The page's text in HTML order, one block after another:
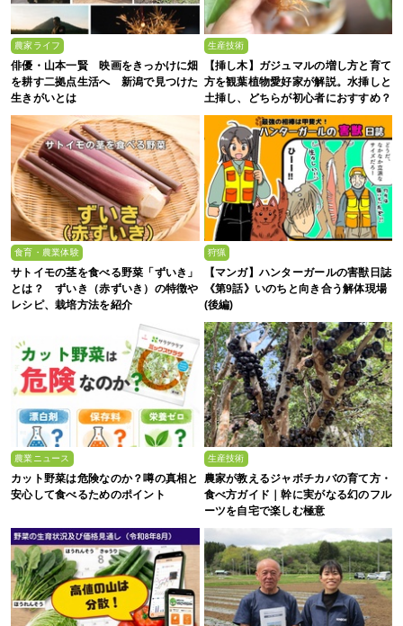
農家ライフ
俳優・山本一賢 映画をきっかけに畑
を耕す二拠点生活へ 新潟で見つけた
生きがいとは
生産技術
【挿し木】ガジュマルの増し方と育て
方を観葉植物愛好家が解説。水挿しと
土挿し、どちらが初心者におすすめ？
食育・農業体験
サトイモの茎を食べる野菜「ずいき」
とは？ ずいき（赤ずいき）の特徴や
レシピ、栽培方法を紹介
狩猟
【マンガ】ハンターガールの害獣日誌
《第9話》いのちと向き合う解体現場
(後編)
農業ニュース
カット野菜は危険なのか？噂の真相と
安心して食べるためのポイント
生産技術
農家が教えるジャボチカバの育て方・
食べ方ガイド｜幹に実がなる幻のフル
ーツを自宅で楽しむ極意